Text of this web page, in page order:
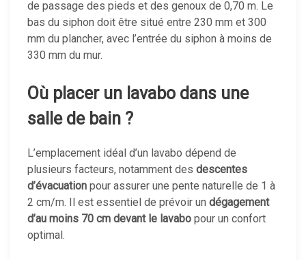
de passage des pieds et des genoux de 0,70 m. Le
bas du siphon doit être situé entre 230 mm et 300
mm du plancher, avec l’entrée du siphon à moins de
330 mm du mur.
Où placer un lavabo dans une
salle de bain ?
L’emplacement idéal d’un lavabo dépend de
plusieurs facteurs, notamment des descentes
d’évacuation pour assurer une pente naturelle de 1 à
2 cm/m. Il est essentiel de prévoir un dégagement
d’au moins 70 cm devant le lavabo pour un confort
optimal.